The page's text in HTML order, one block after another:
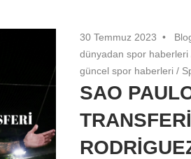
30 Temmuz 2023
dünyadan spor haberleri
güncel spor haberleri /
SAO